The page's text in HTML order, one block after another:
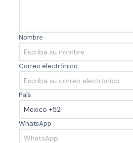
Nombre
Correo electrónico
País
WhatsApp